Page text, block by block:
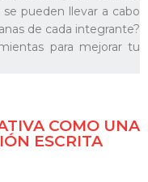
pueden llevar a cabo
de cada integrante?
para mejorar tu
COMO UNA
ESCRITA